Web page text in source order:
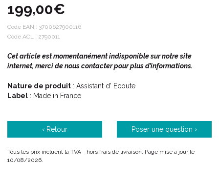
✔ Amplifie les sons et les conversations
✔ Rend les voix plus claires
✔ Pour écouter la télévision en toute simplicité
✔ Design MP3
✔ Fabriqué en France
199,00€
Code EAN : 3700627900116
Code ACL : 2790011
Cet article est momentanément indisponible sur notre site
internet, merci de nous contacter pour plus d’informations.
Nature de produit : Assistant d' Ecoute
Label : Made in France
‹ Retour Poser une question ›
Tous les prix incluent la TVA - hors frais de livraison. Page mise à jour le
10/08/2026.